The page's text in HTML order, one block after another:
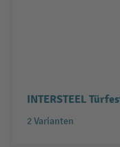
INTERSTEEL
2 Varianten